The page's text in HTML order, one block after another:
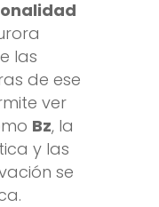
las
de ese
ver
Bz, la
y las
se